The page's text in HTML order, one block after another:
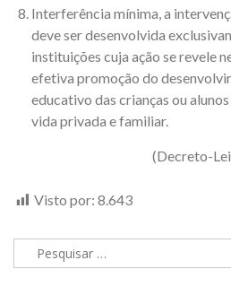
Interferência mínima, a
deve ser desenvolvida
instituições cuja ação se revele
efetiva promoção do
educativo das crianças ou
vida privada e familiar.
(Decreto-Lei
Visto por: 8.643
Pesquisar
por: